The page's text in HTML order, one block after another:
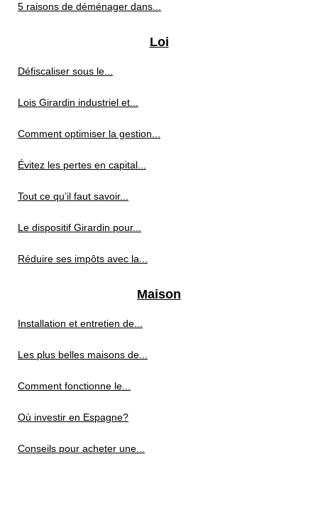
5 raisons de déménager dans...
Loi
Défiscaliser sous le...
Lois Girardin industriel et...
Comment optimiser la gestion...
Évitez les pertes en capital...
Tout ce qu’il faut savoir...
Le dispositif Girardin pour...
Réduire ses impôts avec la...
Maison
Installation et entretien de...
Les plus belles maisons de...
Comment fonctionne le...
Où investir en Espagne?
Conseils pour acheter une...